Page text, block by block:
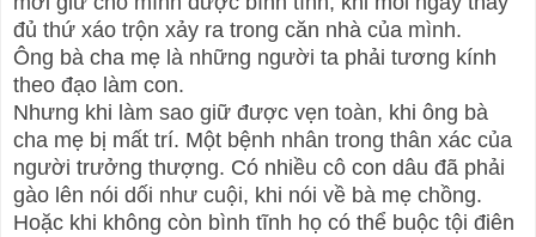
đủ thứ xáo trộn xảy ra trong căn nhà của mình.
Ông bà cha mẹ là những người ta phải tương kính
theo đạo làm con.
Nhưng khi làm sao giữ được vẹn toàn, khi ông bà
cha mẹ bị mất trí. Một bệnh nhân trong thân xác của
người trưởng thượng. Có nhiều cô con dâu đã phải
gào lên nói dối như cuội, khi nói về bà mẹ chồng.
Hoặc khi không còn bình tĩnh họ có thể buộc tội điên